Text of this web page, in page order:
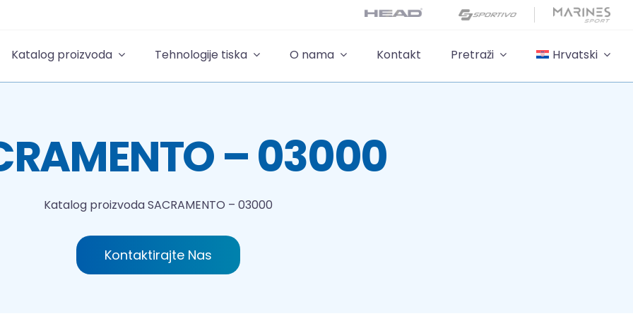
Katalog proizvoda Tehnologije tiska O nama Kontakt Pretraži Hrvatski
– 03000
Katalog proizvodaSACRAMENTO – 03000
Kontaktirajte Nas